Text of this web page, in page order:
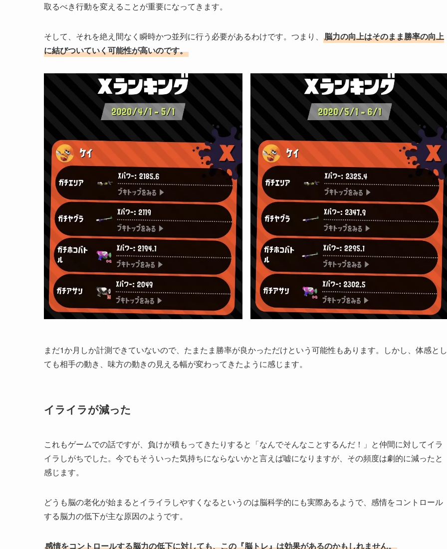
取るべき行動を変えることが重要になってきます。
そして、それを絶え間なく瞬時かつ並列に行う必要があるわけです。つまり、 脳力の向上はそのまま勝率の向上
に結びついていく可能性が高いのです。
まだ1か月しか計測できていないので、たまたま勝率が良かっただけという可能性もあります。しかし、体感とし
ても相手の動き、味方の動きの見える幅が変わってきたように感じます。
イライラが減った
これもゲームでの話ですが、負けが積もってきたりすると「なんでそんなことするんだ！」と仲間に対してイラ
イラしがちでした。今でもそういった気持ちにならないかと言えば嘘になりますが、その頻度は劇的に減ったと
感じます。
どうも脳の老化が始まるとイライラしやすくなるというのは脳科学的にも実際あるようで、感情をコントロール
する脳力の低下が主な原因のようです。
感情をコントロールする脳力の低下に対しても、この『脳トレ』は効果があるのかもしれません。